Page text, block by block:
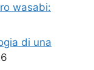
wasabi:
di una